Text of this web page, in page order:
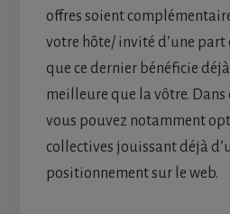
offres soient
votre hôte/ invité d’une part
que ce dernier bénéficie
meilleure que la vôtre. Dans
vous pouvez notamment
collectives jouissant déjà
positionnement sur le web.